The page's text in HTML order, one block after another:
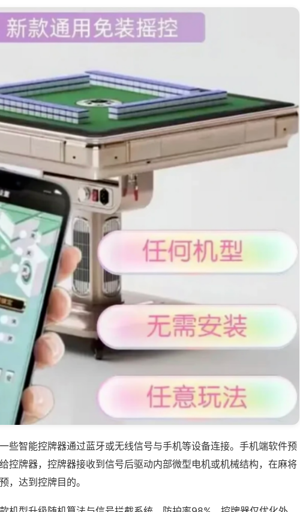
些智能控牌器通过蓝牙或无线信号与手机等设备连接。手机端软件预
控牌器，控牌器接收到信号后驱动内部微型电机或机械结构，在麻将
，达到控牌目的。